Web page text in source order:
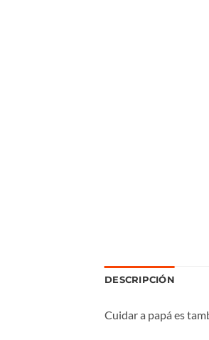
DESCRIPCIÓN
Cuidar a papá es